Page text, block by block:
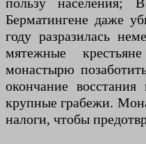
Берматингене даже
году разразилась
мятежные
монастырю
окончание
крупные грабежи.
налоги, чтобы